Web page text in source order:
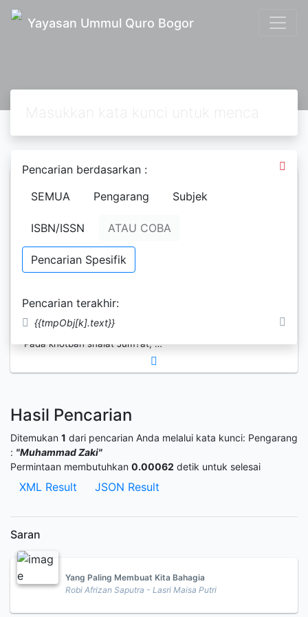
Yayasan Ummul Quro Bogor
Pencarian berdasarkan :
SEMUA
Pengarang Subjek
ISBN/ISSN ATAU COBA
Pencarian Spesifik
Pencarian terakhir:
{{tmpObj[k].text}}
Tata Cara Khotbah
Jum'at
Rossalina P. Muhammad Zaki
didengar pada acara-acara sholat
Jum?at, pernikahan, shalat gerhana
matahari, dan shalat gerhana bulan.
Pada khotbah shalat Jum?at, …
Hasil Pencarian
Ditemukan 1 dari pencarian Anda melalui kata kunci: Pengarang
: "Muhammad Zaki"
Permintaan membutuhkan 0.00062 detik untuk selesai
XML Result JSON Result
Saran
Yang Paling Membuat Kita Bahagia
Robi Afrizan Saputra - Lasri Maisa Putri